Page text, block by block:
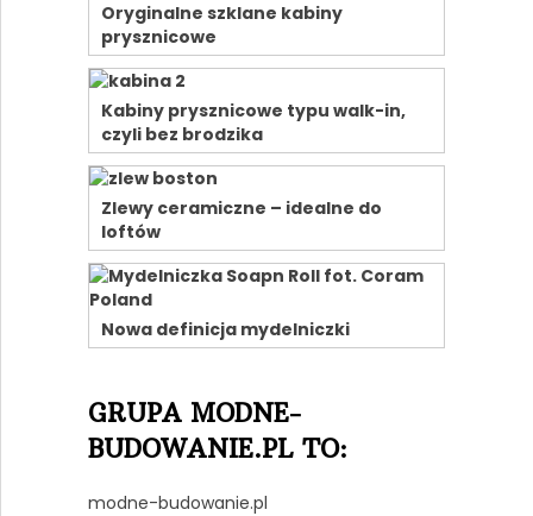
Oryginalne szklane kabiny
prysznicowe
Kabiny prysznicowe typu walk-in,
czyli bez brodzika
Zlewy ceramiczne – idealne do
loftów
Nowa definicja mydelniczki
GRUPA MODNE-
BUDOWANIE.PL TO:
modne-budowanie.pl